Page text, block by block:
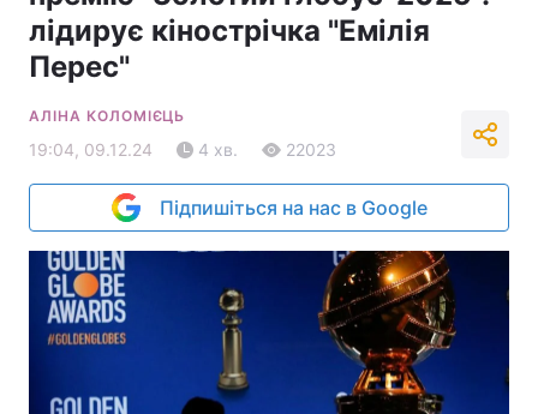
лідирує кінострічка "Емілія
Перес"
АЛІНА КОЛОМІЄЦЬ
19:04, 09.12.24 4 хв. 22023
Підпишіться на нас в Google